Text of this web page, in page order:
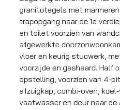
granitotegels met
trapopgang naar de 1e
en toilet voorzien van
afgewerkte
vloer en keurig stucwerk,
voorzijde en gashaard. Half
opstelling, voorzien van 4-
afzuigkap, combi-oven,
vaatwasser en deur naar